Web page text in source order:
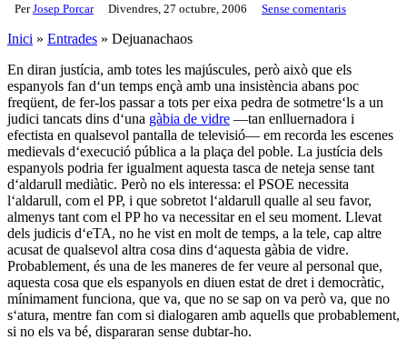
Per Josep Porcar Divendres, 27 octubre, 2006 Sense comentaris
Inici » Entrades » Dejuanachaos
En diran justícia, amb totes les majúscules, però això que els
espanyols fan d‘un temps ençà amb una insistència abans poc
freqüent, de fer-los passar a tots per eixa pedra de sotmetre‘ls a un
judici tancats dins d‘una gàbia de vidre —tan enlluernadora i
efectista en qualsevol pantalla de televisió— em recorda les escenes
medievals d‘execució pública a la plaça del poble. La justícia dels
espanyols podria fer igualment aquesta tasca de neteja sense tant
d‘aldarull mediàtic. Però no els interessa: el PSOE necessita
l‘aldarull, com el PP, i que sobretot l‘aldarull qualle al seu favor,
almenys tant com el PP ho va necessitar en el seu moment. Llevat
dels judicis d‘eTA, no he vist en molt de temps, a la tele, cap altre
acusat de qualsevol altra cosa dins d‘aquesta gàbia de vidre.
Probablement, és una de les maneres de fer veure al personal que,
aquesta cosa que els espanyols en diuen estat de dret i democràtic,
mínimament funciona, que va, que no se sap on va però va, que no
s‘atura, mentre fan com si dialogaren amb aquells que probablement,
si no els va bé, dispararan sense dubtar-ho.